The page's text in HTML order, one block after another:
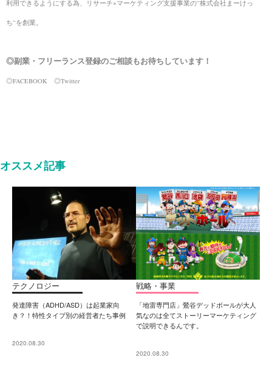
利用できるようにする為、 リサーチ×マーケティング支援事業の”株式会社まーけっ
ち”を創業。
◎副業・フリーランス登録のご相談もお待ちしています！
◎FACEBOOK ◎Twitter
オススメ記事
テクノロジー
発達障害（ADHD/ASD）は起業家向
き？！特性タイプ別の経営者たち事例
2020.08.30
戦略・事業
「地雷専門店」鶯谷デッドボールが大人
気なのは全てストーリーマーケティング
で説明できるんです。
2020.08.30